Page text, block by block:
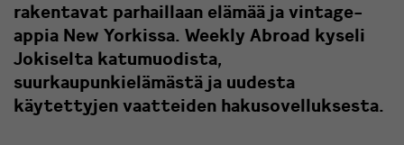
rakentavat parhaillaan elämää ja vintage-
appia New Yorkissa. Weekly Abroad kyseli
Jokiselta katumuodista,
suurkaupunkielämästä ja uudesta
käytettyjen vaatteiden hakusovelluksesta.